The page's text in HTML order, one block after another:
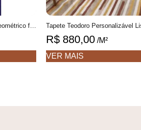
R$ 880,00 /M²
VER MAIS